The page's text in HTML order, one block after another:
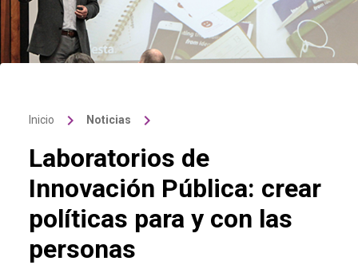
Inicio keyboard_arrow_right Noticias keyboard_arrow_right
Laboratorios de
Innovación Pública: crear
políticas para y con las
personas